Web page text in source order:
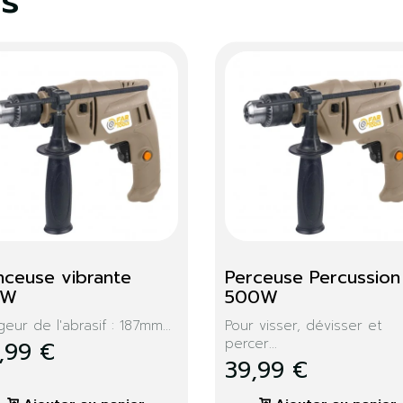
abrasif 115 Métal
pour tronçonnage
1,99 €
Disque 230 Fer
Disque pour
métal...
3,99 €